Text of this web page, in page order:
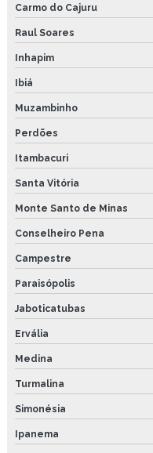
Carmo do Cajuru
Raul Soares
Inhapim
Ibiá
Muzambinho
Perdões
Itambacuri
Santa Vitória
Monte Santo de Minas
Conselheiro Pena
Campestre
Paraisópolis
Jaboticatubas
Ervália
Medina
Turmalina
Simonésia
Ipanema